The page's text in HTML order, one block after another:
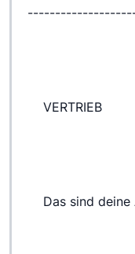
VERTRIEB
Das sind